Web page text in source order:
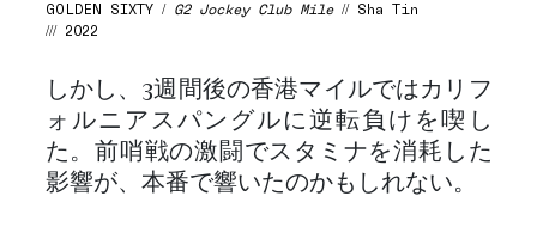
GOLDEN SIXTY / G2 Jockey Club Mile// Sha Tin
/// 2022
しかし、3週間後の香港マイルではカリフ
ォルニアスパングルに逆転負けを喫し
た。前哨戦の激闘でスタミナを消耗した
影響が、本番で響いたのかもしれない。